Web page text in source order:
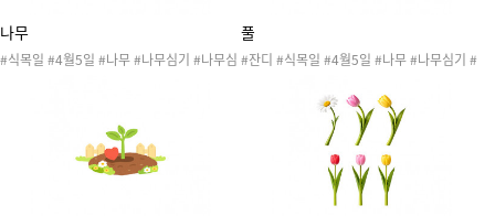
나무
#식목일 #4월5일 #나무 #나무심기 #나무심
풀
#잔디 #식목일 #4월5일 #나무 #나무심기 #
#봄 #봄행사 #식목일행사 #봄도안 #봄활동
#식목일도안 #식목일활동 #원예활동 #텃밭